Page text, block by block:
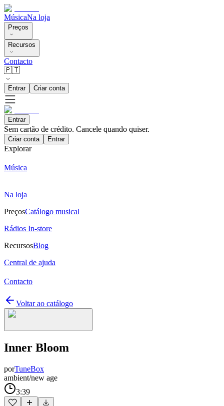
MúsicaNa loja
Preços
Recursos
Contacto
🇵🇹
Entrar Criar conta
Entrar
Sem cartão de crédito. Cancele quando quiser.
Criar conta Entrar
Explorar
Música
Na loja
PreçosCatálogo musical
Rádios In-store
RecursosBlog
Central de ajuda
Contacto
Voltar ao catálogo
Inner Bloom
porTuneBox
ambient/new age
3:39